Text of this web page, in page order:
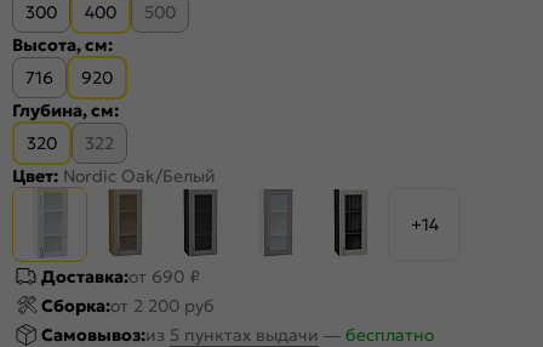
300
400
500
Высота, см:
716
920
Глубина, см:
320
322
Цвет: Nordic Oak/Белый
+14
Доставка:от 690 ₽
Сборка:от 2 200 руб
Самовывоз:из 5 пунктах выдачи — бесплатно